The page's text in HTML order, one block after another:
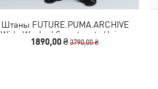
Штаны FUTURE.PUMA.ARCHIVE
Wide Washed Sweatpants Unisex
1890,00 ₴3790,00 ₴